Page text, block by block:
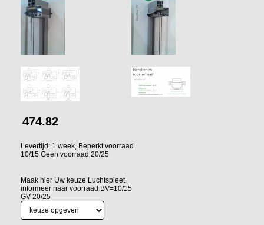
474.82
Levertijd: 1 week, Beperkt voorraad
10/15 Geen voorraad 20/25
Maak hier Uw keuze Luchtspleet,
informeer naar voorraad BV=10/15
GV 20/25